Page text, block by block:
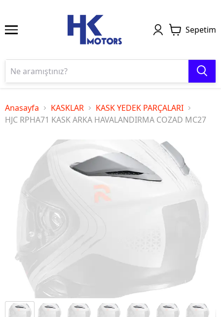
Sepetim
Anasayfa KASKLAR
KASK YEDEK PARÇALARI
HJC RPHA71 KASK ARKA HAVALANDIRMA COZAD MC27